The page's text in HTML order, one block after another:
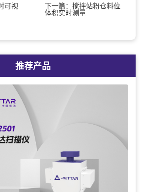
可视 下一篇：搅拌站粉仓料位
体积实时测量
推荐产品